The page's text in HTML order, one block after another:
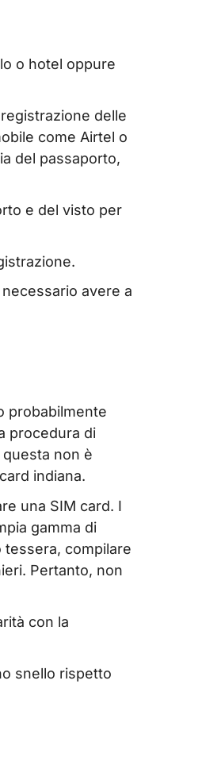
o hotel oppure
delle
come Airtel o
del passaporto,
e del visto per
avere a
probabilmente
procedura di
non è
indiana.
una SIM card. I
gamma di
compilare
Pertanto, non
con la
snello rispetto